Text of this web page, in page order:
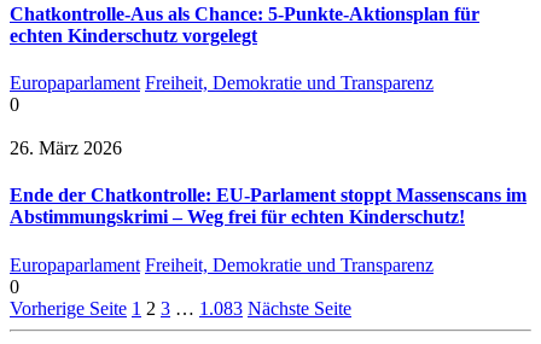
Chatkontrolle-Aus als Chance: 5-Punkte-Aktionsplan für
echten Kinderschutz vorgelegt
Europaparlament Freiheit, Demokratie und Transparenz
0
26. März 2026
Ende der Chatkontrolle: EU-Parlament stoppt Massenscans im
Abstimmungskrimi – Weg frei für echten Kinderschutz!
Europaparlament Freiheit, Demokratie und Transparenz
0
Vorherige Seite 1 2 3 … 1.083 Nächste Seite